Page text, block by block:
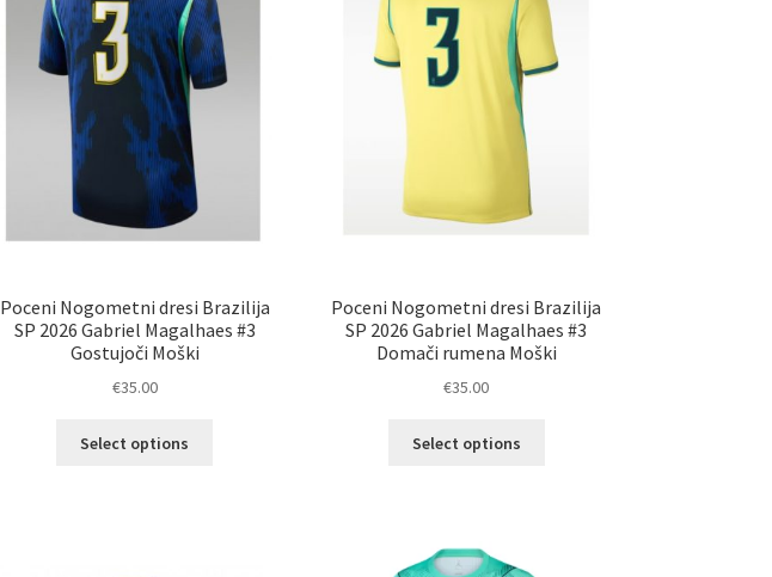
Poceni Nogometni dresi Brazilija
SP 2026 Gabriel Magalhaes #3
Gostujoči Moški
€35.00
Select options
Poceni Nogometni dresi Brazilija
SP 2026 Gabriel Magalhaes #3
Domači rumena Moški
€35.00
Select options